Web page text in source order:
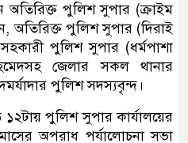
অতিরিক্ত পুলিশ সুপার (ক্রাইম
অতিরিক্ত পুলিশ সুপার (দিরাই
পুলিশ সুপার (ধর্মপাশা
জেলার সকল থানার
পুলিশ সদস্যবৃন্দ।
১২টায় পুলিশ সুপার কার্যালয়ের
অপরাধ পর্যালোচনা সভা